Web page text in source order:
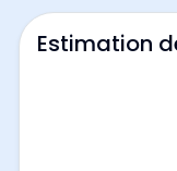
Estimation